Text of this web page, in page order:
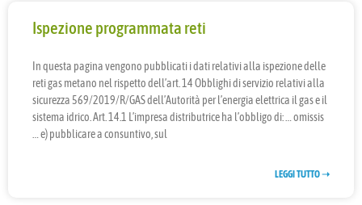
Ispezione programmata reti
In questa pagina vengono pubblicati i dati relativi alla ispezione delle
reti gas metano nel rispetto dell’art. 14 Obblighi di servizio relativi alla
sicurezza 569/2019/R/GAS dell’Autorità per l’energia elettrica il gas e il
sistema idrico. Art. 14.1 L’impresa distributrice ha l’obbligo di: … omissis
… e) pubblicare a consuntivo, sul
LEGGI TUTTO ➝